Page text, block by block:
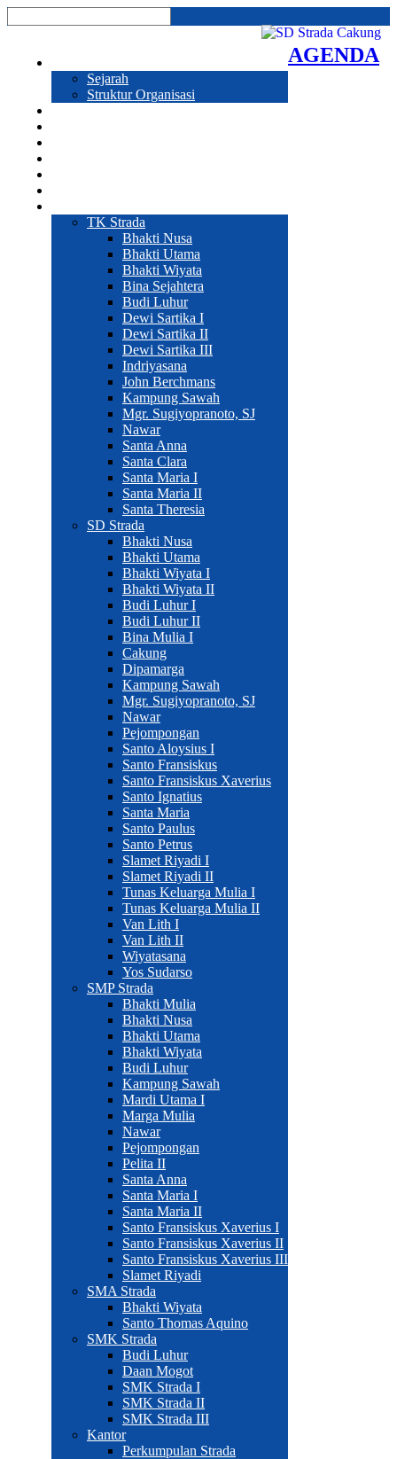
Sejarah
Struktur Organisasi
TK Strada
Bhakti Nusa
Bhakti Utama
Bhakti Wiyata
Bina Sejahtera
Budi Luhur
Dewi Sartika I
Dewi Sartika II
Dewi Sartika III
Indriyasana
John Berchmans
Kampung Sawah
Mgr. Sugiyopranoto, SJ
Nawar
Santa Anna
Santa Clara
Santa Maria I
Santa Maria II
Santa Theresia
SD Strada
Bhakti Nusa
Bhakti Utama
Bhakti Wiyata I
Bhakti Wiyata II
Budi Luhur I
Budi Luhur II
Bina Mulia I
Cakung
Dipamarga
Kampung Sawah
Mgr. Sugiyopranoto, SJ
Nawar
Pejompongan
Santo Aloysius I
Santo Fransiskus
Santo Fransiskus Xaverius
Santo Ignatius
Santa Maria
Santo Paulus
Santo Petrus
Slamet Riyadi I
Slamet Riyadi II
Tunas Keluarga Mulia I
Tunas Keluarga Mulia II
Van Lith I
Van Lith II
Wiyatasana
Yos Sudarso
SMP Strada
Bhakti Mulia
Bhakti Nusa
Bhakti Utama
Bhakti Wiyata
Budi Luhur
Kampung Sawah
Mardi Utama I
Marga Mulia
Nawar
Pejompongan
Pelita II
Santa Anna
Santa Maria I
Santa Maria II
Santo Fransiskus Xaverius I
Santo Fransiskus Xaverius II
Santo Fransiskus Xaverius III
Slamet Riyadi
SMA Strada
Bhakti Wiyata
Santo Thomas Aquino
SMK Strada
Budi Luhur
Daan Mogot
SMK Strada I
SMK Strada II
SMK Strada III
Kantor
Perkumpulan Strada
AGENDA